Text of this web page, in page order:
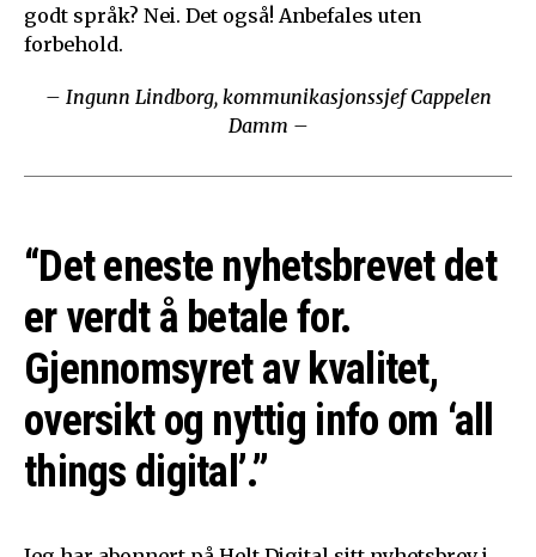
godt språk? Nei. Det også! Anbefales uten
forbehold.
– Ingunn Lindborg, kommunikasjonssjef Cappelen
Damm –
“Det eneste nyhetsbrevet det
er verdt å betale for.
Gjennomsyret av kvalitet,
oversikt og nyttig info om ‘all
things digital’.”